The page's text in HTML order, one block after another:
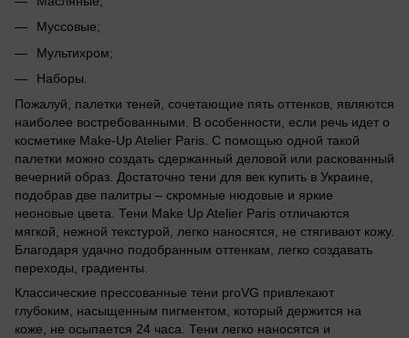
Муссовые;
Мультихром;
Наборы.
Пожалуй, палетки теней, сочетающие пять оттенков, являются
наиболее востребованными. В особенности, если речь идет о
косметике Make-Up Atelier Paris. С помощью одной такой
палетки можно создать сдержанный деловой или раскованный
вечерний образ. Достаточно тени для век купить в Украине,
подобрав две палитры – скромные нюдовые и яркие
неоновые цвета. Тени Make Up Atelier Paris отличаются
мягкой, нежной текстурой, легко наносятся, не стягивают кожу.
Благодаря удачно подобранным оттенкам, легко создавать
переходы, градиенты.
Классические прессованные тени proVG привлекают
глубоким, насыщенным пигментом, который держится на
коже, не осыпается 24 часа. Тени легко наносятся и